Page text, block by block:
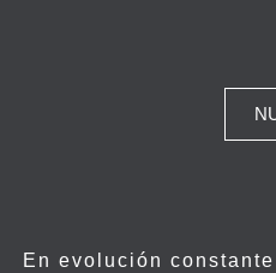
En evolución constante